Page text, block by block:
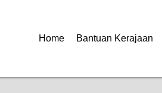
Home Bantuan Kerajaan